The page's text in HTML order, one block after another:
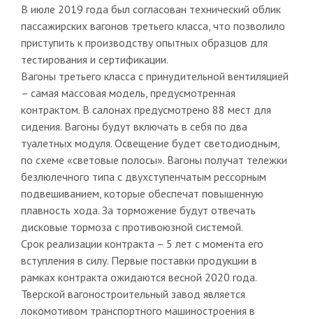
В июле 2019 года был согласован технический облик
пассажирских вагонов третьего класса, что позволило
приступить к производству опытных образцов для
тестирования и сертификации.
Вагоны третьего класса с принудительной вентиляцией
– самая массовая модель, предусмотренная
контрактом. В салонах предусмотрено 88 мест для
сидения. Вагоны будут включать в себя по два
туалетных модуля. Освещение будет светодиодным,
по схеме «световые полосы». Вагоны получат тележки
безлюлечного типа с двухступенчатым рессорным
подвешиванием, которые обеспечат повышенную
плавность хода. За торможение будут отвечать
дисковые тормоза с противоюзной системой.
Срок реализации контракта – 5 лет с момента его
вступления в силу. Первые поставки продукции в
рамках контракта ожидаются весной 2020 года.
Тверской вагоностроительный завод является
локомотивом транспортного машиностроения в